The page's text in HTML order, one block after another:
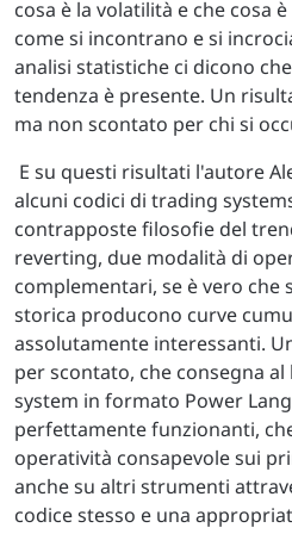
cosa è la volatilità e che cosa
come si incontrano e si
analisi statistiche ci dicono
tendenza è presente. Un
ma non scontato per chi si
E su questi risultati l'autore
alcuni codici di trading
contrapposte filosofie del
reverting, due modalità di
complementari, se è vero che
storica producono curve
assolutamente interessanti.
per scontato, che consegna
system in formato Power
perfettamente funzionanti,
operatività consapevole sui
anche su altri strumenti
codice stesso e una